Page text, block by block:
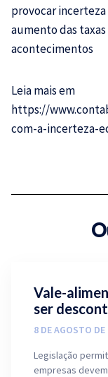
provocar
aumento das
acontecimentos
Leia mais em
https://
com-a-incerteza-
Vale-
ser
8 DE AGOSTO
Legislação
empresas